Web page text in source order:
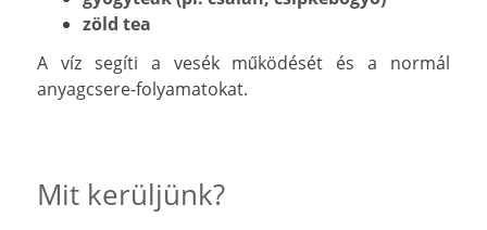
zöld tea
A víz segíti a vesék működését és a normál
anyagcsere-folyamatokat.
Mit kerüljünk?